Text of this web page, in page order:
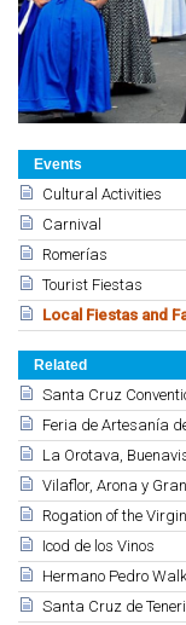
Events
Cultural Activities
Carnival
Romerías
Tourist Fiestas
Local Fiestas and
Related
Santa Cruz
Feria de Artesanía
La Orotava,
Vilaflor, Arona y
Rogation of the
Icod de los Vinos
Hermano Pedro
Santa Cruz de